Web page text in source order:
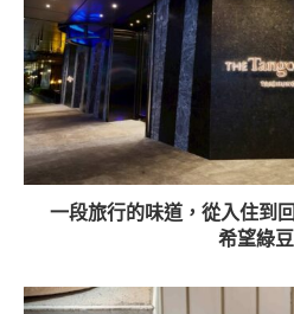
一段旅行的味道，從入住到
希望綠